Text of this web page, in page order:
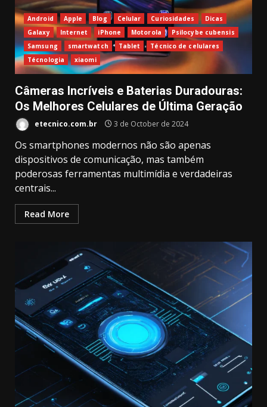
Android Apple Blog Celular Curiosidades
Dicas
Galaxy
Internet iPhone Motorola
Psilocybe cubensis
Samsung
smartwatch Tablet
Técnico de celulares
Técnologia
xiaomi
Câmeras Incríveis e Baterias Duradouras:
Os Melhores Celulares de Última Geração
etecnico.com.br 3 de October de 2024
Os smartphones modernos não são apenas
dispositivos de comunicação, mas também
poderosas ferramentas multimídia e verdadeiras
centrais...
Read More